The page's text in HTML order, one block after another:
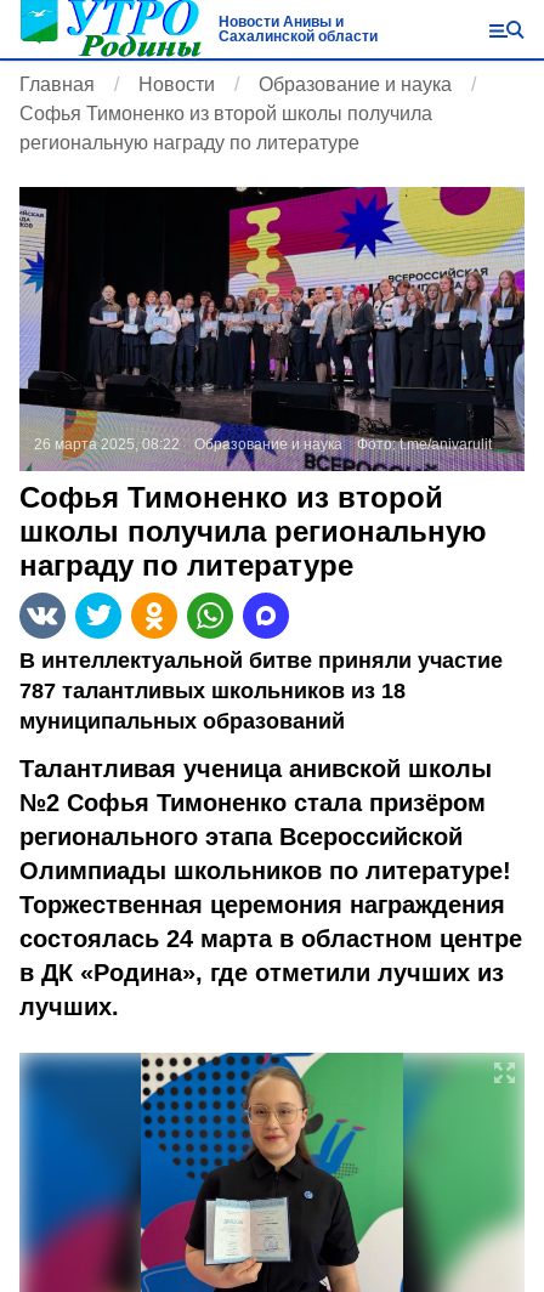
Новости Анивы и
Сахалинской области
Главная Новости
Образование и наука
Софья Тимоненко из второй школы получила
региональную награду по литературе
26 марта 2025, 08:22 Образование и наука Фото:t.me/anivarulit
Софья Тимоненко из второй
школы получила региональную
награду по литературе
В интеллектуальной битве приняли участие
787 талантливых школьников из 18
муниципальных образований
Талантливая ученица анивской школы
№2 Софья Тимоненко стала призёром
регионального этапа Всероссийской
Олимпиады школьников по литературе!
Торжественная церемония награждения
состоялась 24 марта в областном центре
в ДК «Родина», где отметили лучших из
лучших.